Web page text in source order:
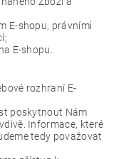
E-shopu, právními
E-shopu.
rozhraní E-
poskytnout Nám
Informace, které
tedy považovat